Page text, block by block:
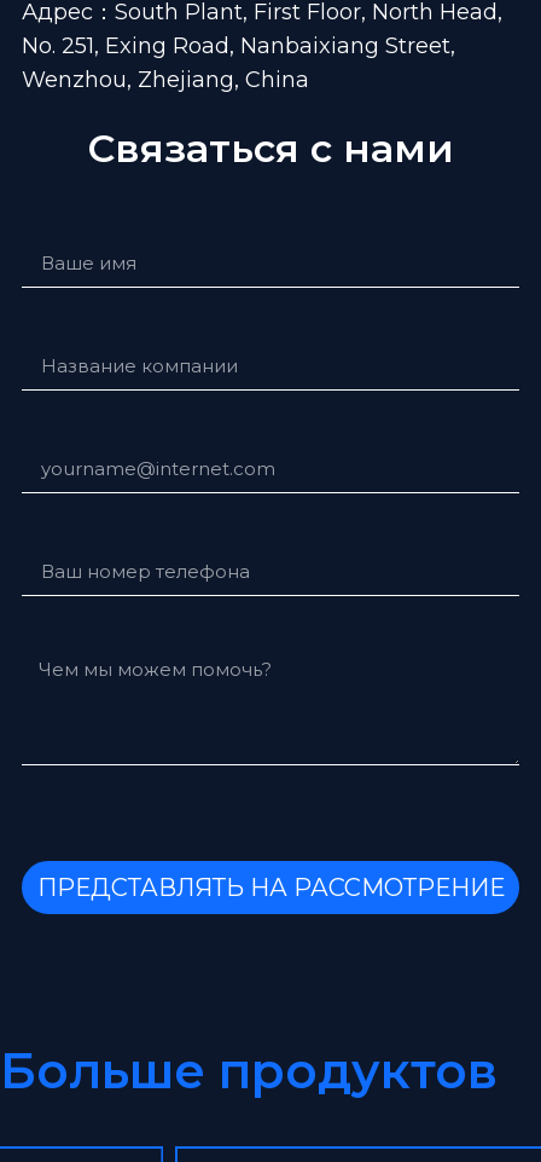
Адрес：South Plant, First Floor, North Head,
No. 251, Exing Road, Nanbaixiang Street,
Wenzhou, Zhejiang, China
Связаться с нами
ПРЕДСТАВЛЯТЬ НА РАССМОТРЕНИЕ
Больше продуктов